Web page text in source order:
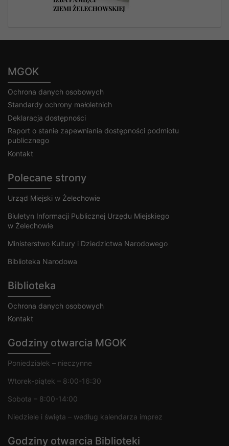
MGOK
Ochrona danych osobowych
Standardy ochrony małoletnich
Deklaracja dostępności
Raport o stanie zapewniania dostępności podmiotu
publicznego
Kontakt
Polecane strony
Urząd Miejski w Żelechowie
Biuletyn Informacji Publicznej Urzędu Miejskiego
w Żelechowie
Ministerstwo Kultury i Dziedzictwa Narodowego
Biblioteka Narodowa
Biblioteka
Ochrona danych osobowych
Kontakt
Godziny otwarcia MGOK
Poniedziałek – nieczynne
Wtorek-piątek – 8:00-16:30
Sobota – 8:00-14:00
Niedziele i święta – według kalendarza imprez
Godziny otwarcia Biblioteki